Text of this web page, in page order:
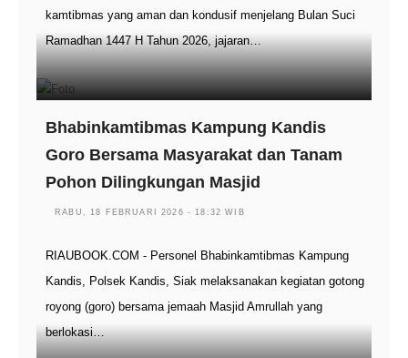
kamtibmas yang aman dan kondusif menjelang Bulan Suci
Ramadhan 1447 H Tahun 2026, jajaran…
Bhabinkamtibmas Kampung Kandis
Goro Bersama Masyarakat dan Tanam
Pohon Dilingkungan Masjid
RABU, 18 FEBRUARI 2026 - 18:32 WIB
RIAUBOOK.COM - Personel Bhabinkamtibmas Kampung
Kandis, Polsek Kandis, Siak melaksanakan kegiatan gotong
royong (goro) bersama jemaah Masjid Amrullah yang
berlokasi…